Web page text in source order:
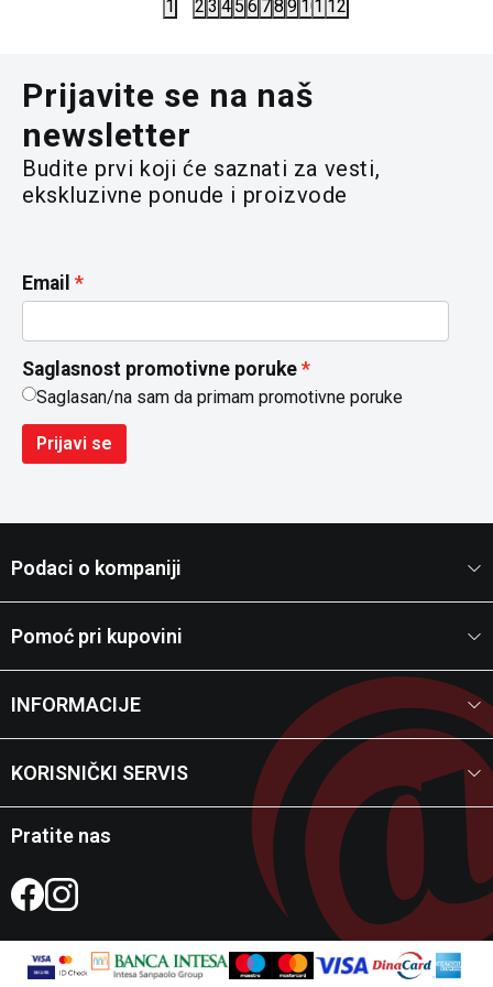
1 2 3 4 5 6 78 9 101112
Prijavite se na naš
newsletter
Budite prvi koji će saznati za vesti,
ekskluzivne ponude i proizvode
Email
Saglasnost promotivne poruke
Saglasan/na sam da primam promotivne poruke
Prijavi se
Podaci o kompaniji
Pomoć pri kupovini
INFORMACIJE
KORISNIČKI SERVIS
Pratite nas